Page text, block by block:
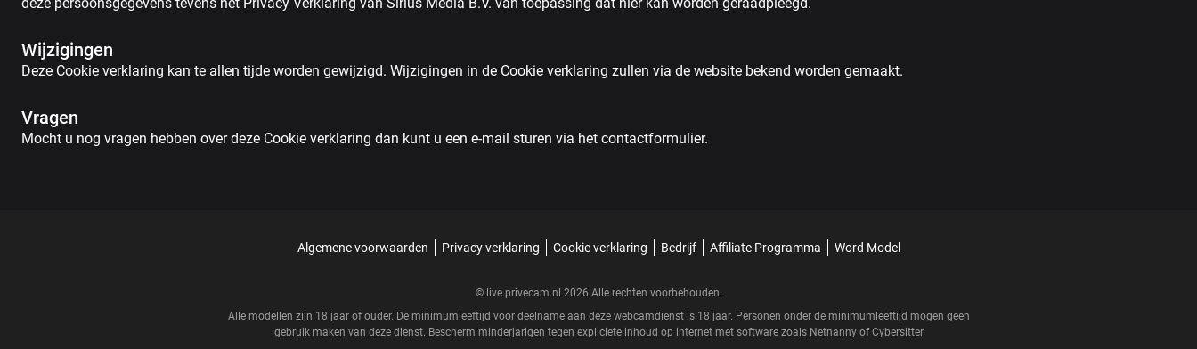
Wijzigingen
Deze Cookie verklaring kan te allen tijde worden gewijzigd. Wijzigingen in de Cookie verklaring zullen via de website bekend worden gemaakt.
Vragen
Mocht u nog vragen hebben over deze Cookie verklaring dan kunt u een e-mail sturen via het contactformulier.
Algemene voorwaarden Privacy verklaring Cookie verklaring Bedrijf Affiliate Programma Word Model
© live.privecam.nl 2026 Alle rechten voorbehouden.
Alle modellen zijn 18 jaar of ouder. De minimumleeftijd voor deelname aan deze webcamdienst is 18 jaar. Personen onder de minimumleeftijd mogen geen
gebruik maken van deze dienst. Bescherm minderjarigen tegen expliciete inhoud op internet met software zoals Netnanny of Cybersitter